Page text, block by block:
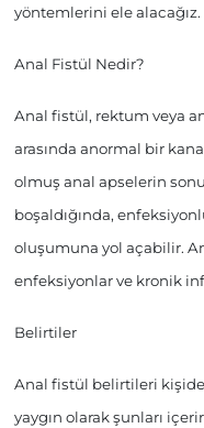
yöntemlerini ele alacağız.
Anal Fistül Nedir?
Anal fistül, rektum veya
arasında anormal bir
olmuş anal apselerin
boşaldığında,
oluşumuna yol açabilir.
enfeksiyonlar ve kronik
Belirtiler
Anal fistül belirtileri
yaygın olarak şunları